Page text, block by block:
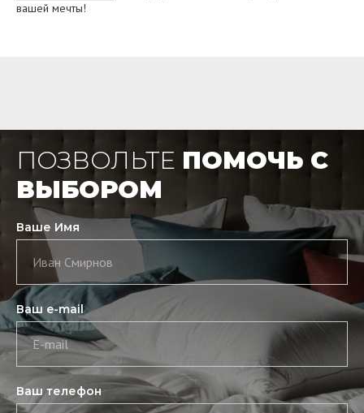
вашей мечты!
ПОЗВОЛЬТЕ ПОМОЧЬ С
ВЫБОРОМ
Ваше Имя
Иван Смирнов
Ваш e-mail
E-mail
Ваш телефон